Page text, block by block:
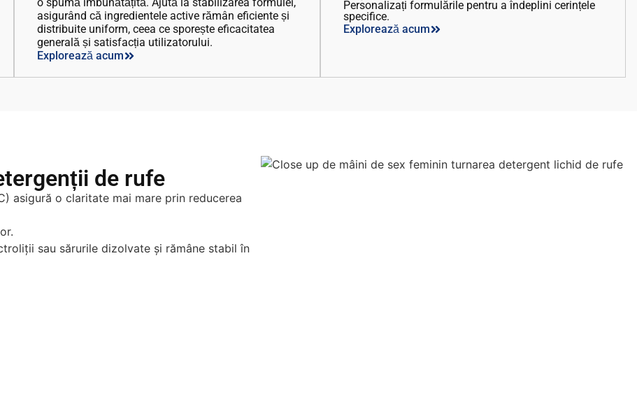
o spumă îmbunătățită. Ajută la stabilizarea formulei,
asigurând că ingredientele active rămân eficiente și
distribuite uniform, ceea ce sporește eficacitatea
generală și satisfacția utilizatorului.
Explorează acum
Personalizați formulările pentru a îndeplini cerințele
specifice.
Explorează acum
de rufe
asigură o claritate mai mare prin reducerea
sau sărurile dizolvate și rămâne stabil în